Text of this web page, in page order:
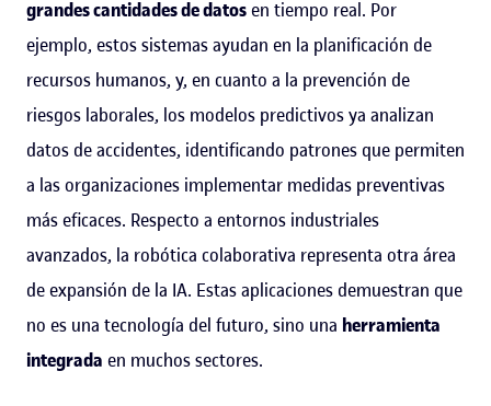
grandes cantidades de datosen tiempo real. Por
ejemplo, estos sistemas ayudan en la planificación de
recursos humanos, y, en cuanto a la prevención de
riesgos laborales, los modelos predictivos ya analizan
datos de accidentes, identificando patrones que permiten
a las organizaciones implementar medidas preventivas
más eficaces. Respecto a entornos industriales
avanzados, la robótica colaborativa representa otra área
de expansión de la IA. Estas aplicaciones demuestran que
no es una tecnología del futuro, sino una herramienta
integrada en muchos sectores.